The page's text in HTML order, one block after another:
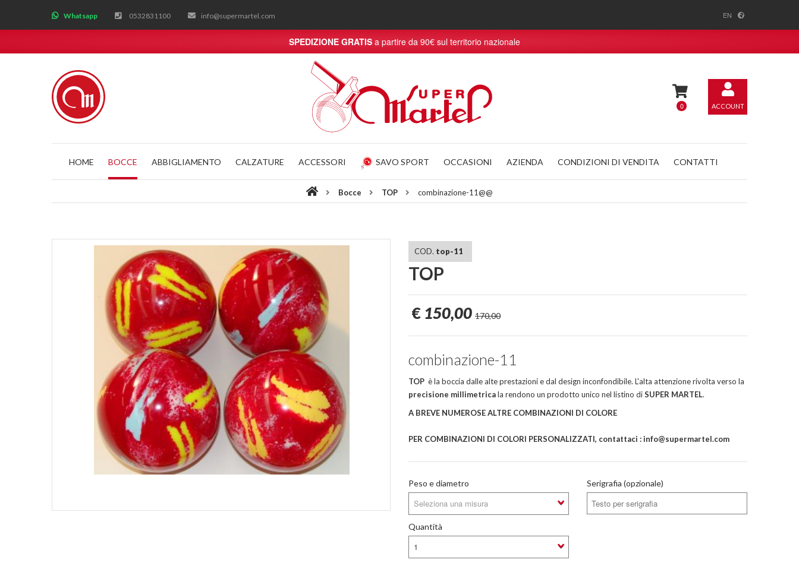
Whatsapp 0532831100 info@supermartel.com EN
SPEDIZIONE GRATISa partire da 90€ sul territorio nazionale
0 ACCOUNT
HOME BOCCE ABBIGLIAMENTO CALZATURE ACCESSORI SAVO SPORT OCCASIONI AZIENDA CONDIZIONI DI VENDITA CONTATTI
Bocce TOP combinazione-11@@
COD. top-11
TOP
€ 150,00 170,00
combinazione-11
TOP è la boccia dalle alte prestazioni e dal design inconfondibile. L'alta attenzione rivolta verso la
precisione millimetricala rendono un prodotto unico nel listino diSUPER MARTEL.
A BREVE NUMEROSE ALTRE COMBINAZIONI DI COLORE
PER COMBINAZIONI DI COLORI PERSONALIZZATI, contattaci : info@supermartel.com
Peso e diametro
Seleziona una misura
Serigrafia (opzionale)
Quantità
1